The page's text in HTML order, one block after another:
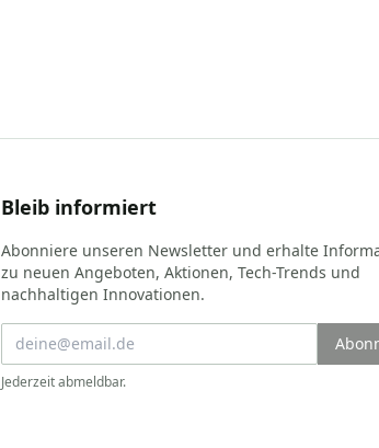
Bleib informiert
Abonniere unseren Newsletter und erhalte
zu neuen Angeboten, Aktionen, Tech-Trends und
nachhaltigen Innovationen.
Jederzeit abmeldbar.